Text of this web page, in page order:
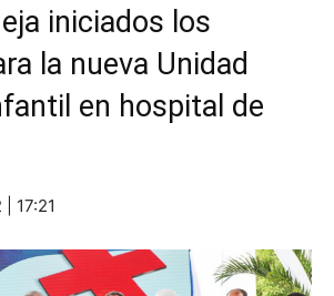
iniciados los
la nueva Unidad
en hospital de
17:21